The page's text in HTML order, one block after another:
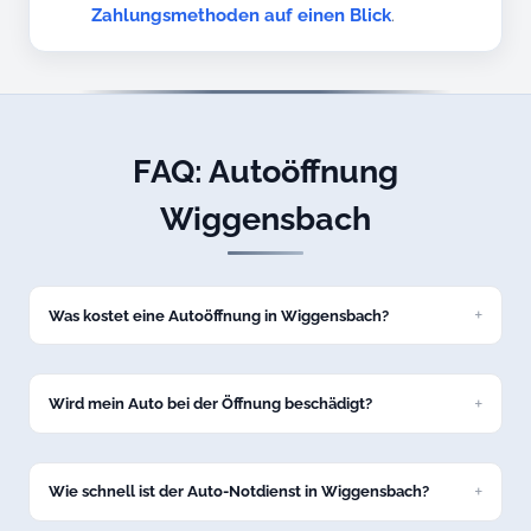
Zahlungsmethoden auf einen Blick.
FAQ: Autoöffnung
Wiggensbach
Was kostet eine Autoöffnung in Wiggensbach?
Festpreis. Den genauen Preis nennen wir Ihnen am Telefon,
bevor wir nach Wiggensbach losfahren.
Wird mein Auto bei der Öffnung beschädigt?
mit professionellem Spezialwerkzeug. Keine Kratzer, keine
Dellen.
Wie schnell ist der Auto-Notdienst in Wiggensbach?